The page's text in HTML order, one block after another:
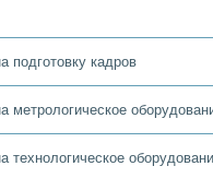
подготовку кадров
метрологическое
технологическое